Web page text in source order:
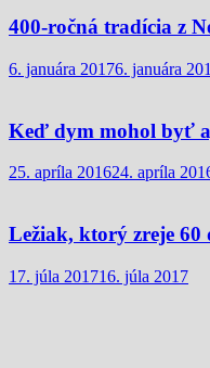
400-ročná tradícia z
6. januára 20176. januára
Keď dym mohol byť
25. apríla 201624. apríla
Ležiak, ktorý zreje 60
17. júla 201716. júla 2017